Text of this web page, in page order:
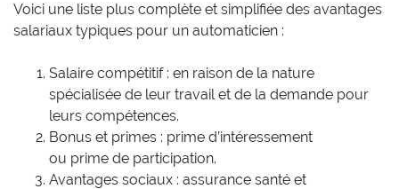
Voici une liste plus complète et simplifiée des avantages
salariaux typiques pour un automaticien :
Salaire compétitif : en raison de la nature
spécialisée de leur travail et de la demande pour
leurs compétences.
Bonus et primes : prime d’intéressement
ou prime de participation.
Avantages sociaux : assurance santé et